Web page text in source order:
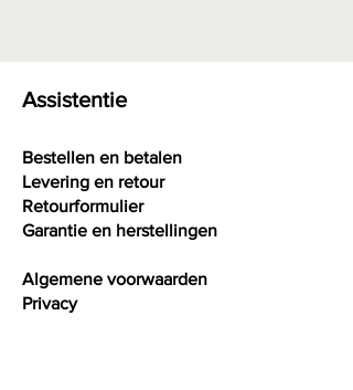
Assistentie
Bestellen en betalen
Levering en retour
Retourformulier
Garantie en herstellingen
Algemene voorwaarden
Privacy